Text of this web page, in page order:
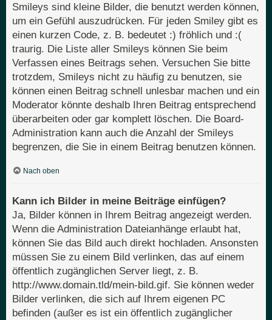
Smileys sind kleine Bilder, die benutzt werden können,
um ein Gefühl auszudrücken. Für jeden Smiley gibt es
einen kurzen Code, z. B. bedeutet :) fröhlich und :(
traurig. Die Liste aller Smileys können Sie beim
Verfassen eines Beitrags sehen. Versuchen Sie bitte
trotzdem, Smileys nicht zu häufig zu benutzen, sie
können einen Beitrag schnell unlesbar machen und ein
Moderator könnte deshalb Ihren Beitrag entsprechend
überarbeiten oder gar komplett löschen. Die Board-
Administration kann auch die Anzahl der Smileys
begrenzen, die Sie in einem Beitrag benutzen können.
Nach oben
Kann ich Bilder in meine Beiträge einfügen?
Ja, Bilder können in Ihrem Beitrag angezeigt werden.
Wenn die Administration Dateianhänge erlaubt hat,
können Sie das Bild auch direkt hochladen. Ansonsten
müssen Sie zu einem Bild verlinken, das auf einem
öffentlich zugänglichen Server liegt, z. B.
http://www.domain.tld/mein-bild.gif. Sie können weder
Bilder verlinken, die sich auf Ihrem eigenen PC
befinden (außer es ist ein öffentlich zugänglicher